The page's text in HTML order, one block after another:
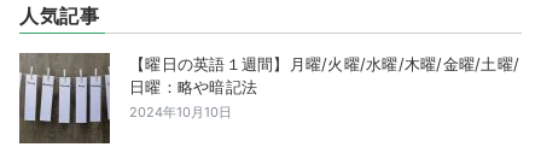
人気記事
【曜日の英語１週間】月曜/火曜/水曜/木曜/金曜/土曜/
日曜：略や暗記法
2024年10月10日